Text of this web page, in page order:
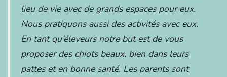
lieu de vie avec de grands espaces pour eux.
Nous pratiquons aussi des activités avec eux.
En tant qu’éleveurs notre but est de vous
proposer des chiots beaux, bien dans leurs
pattes et en bonne santé. Les parents sont